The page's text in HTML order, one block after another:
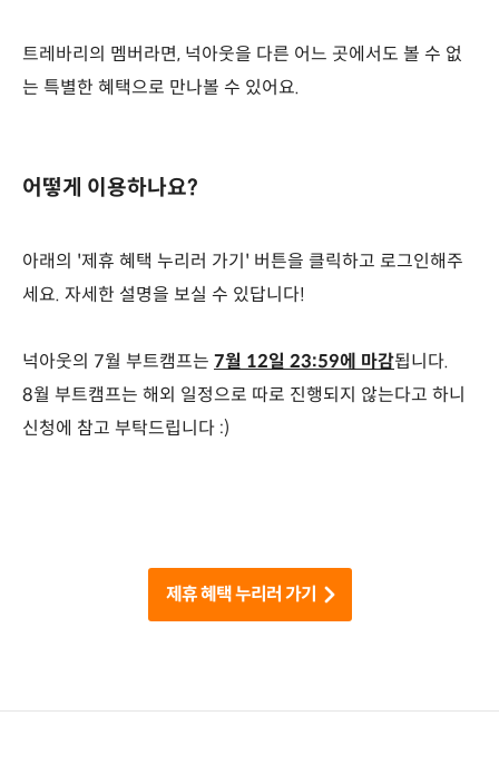
트레바리의 멤버라면, 넉아웃을 다른 어느 곳에서도 볼 수 없
는 특별한 혜택으로 만나볼 수 있어요.
어떻게 이용하나요?
아래의 '제휴 혜택 누리러 가기' 버튼을 클릭하고 로그인해주
세요. 자세한 설명을 보실 수 있답니다!
넉아웃의 7월 부트캠프는 7월 12일 23:59에 마감됩니다.
8월 부트캠프는 해외 일정으로 따로 진행되지 않는다고 하니
신청에 참고 부탁드립니다 :)
제휴 혜택 누리러 가기